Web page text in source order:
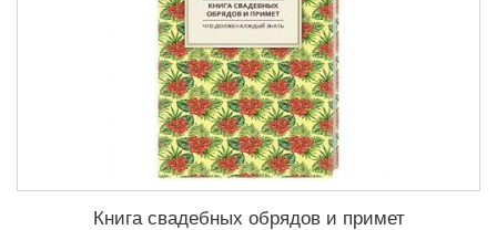
Книга свадебных обрядов и примет